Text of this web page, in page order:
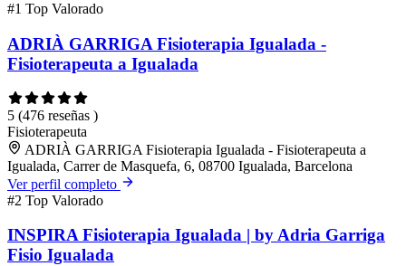
#1 Top Valorado
ADRIÀ GARRIGA Fisioterapia Igualada -
Fisioterapeuta a Igualada
5 (476 reseñas )
Fisioterapeuta
ADRIÀ GARRIGA Fisioterapia Igualada - Fisioterapeuta a
Igualada, Carrer de Masquefa, 6, 08700 Igualada, Barcelona
Ver perfil completo
#2 Top Valorado
INSPIRA Fisioterapia Igualada | by Adria Garriga
Fisio Igualada